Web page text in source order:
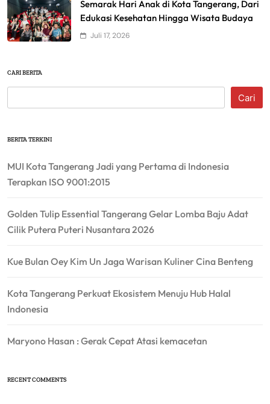
Semarak Hari Anak di Kota Tangerang, Dari
Edukasi Kesehatan Hingga Wisata Budaya
Juli 17, 2026
CARI BERITA
Cari
BERITA TERKINI
MUI Kota Tangerang Jadi yang Pertama di Indonesia
Terapkan ISO 9001:2015
Golden Tulip Essential Tangerang Gelar Lomba Baju Adat
Cilik Putera Puteri Nusantara 2026
Kue Bulan Oey Kim Un Jaga Warisan Kuliner Cina Benteng
Kota Tangerang Perkuat Ekosistem Menuju Hub Halal
Indonesia
Maryono Hasan : Gerak Cepat Atasi kemacetan
RECENT COMMENTS